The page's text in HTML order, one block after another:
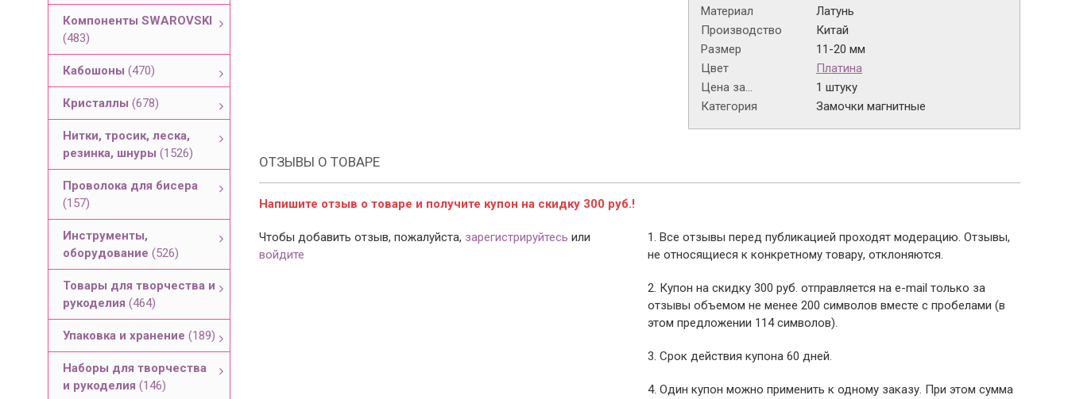
Компоненты SWAROVSKI
(483)
Кабошоны (470)
Кристаллы (678)
Нитки, тросик, леска,
резинка, шнуры (1526)
Проволока для бисера
(157)
Инструменты,
оборудование (526)
Товары для творчества и
рукоделия (464)
Упаковка и хранение (189)
Наборы для творчества
и рукоделия (146)
Материал
Латунь
Производство
Китай
Размер
11-20 мм
Цвет
Платина
Цена за...
1 штуку
Категория
Замочки магнитные
ОТЗЫВЫ О ТОВАРЕ
Напишите отзыв о товаре и получите купон на скидку 300 руб.!
Чтобы добавить отзыв, пожалуйста, зарегистрируйтесь или
войдите
1. Все отзывы перед публикацией проходят модерацию. Отзывы,
не относящиеся к конкретному товару, отклоняются.
2. Купон на скидку 300 руб. отправляется на e-mail только за
отзывы объемом не менее 200 символов вместе с пробелами (в
этом предложении 114 символов).
3. Срок действия купона 60 дней.
4. Один купон можно применить к одному заказу. При этом сумма